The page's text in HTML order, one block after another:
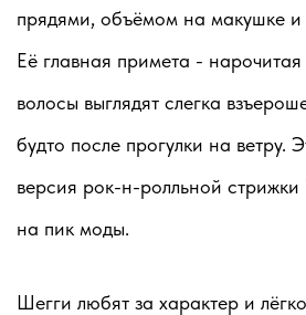
прядями, объёмом на макушке и
Её главная примета -
волосы выглядят слегка
будто после прогулки на ветру.
версия рок-н-ролльной
на пик моды.
Шегги любят за характер и